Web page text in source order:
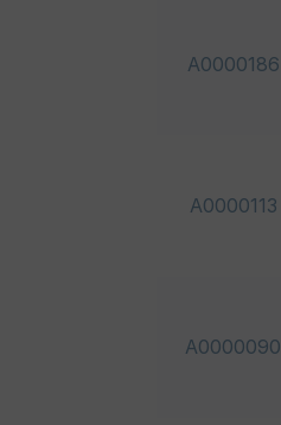
A0000186
A0000113
A0000090